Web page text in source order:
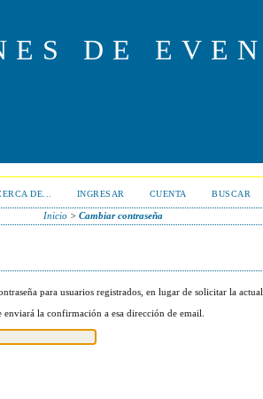
DE
DE... INGRESAR CUENTA BUSCAR
Inicio >Cambiar contraseña
para usuarios registrados, en lugar de solicitar la
la confirmación a esa dirección de email.